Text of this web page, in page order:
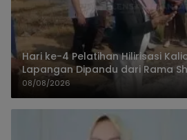
Hari ke-4 Pelatihan Hilirisasi
Lapangan Dipandu dari Rama
08/08/2026